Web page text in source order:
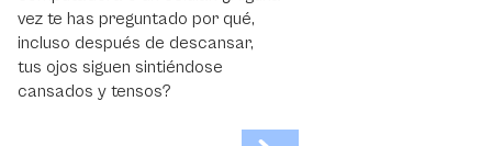
vez te has preguntado por qué,
incluso después de descansar,
tus ojos siguen sintiéndose
cansados y tensos?